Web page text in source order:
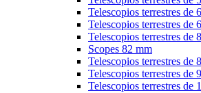
Telescopios terrestres de
Telescopios terrestres de
Telescopios terrestres de
Scopes 82 mm
Telescopios terrestres de
Telescopios terrestres de
Telescopios terrestres de